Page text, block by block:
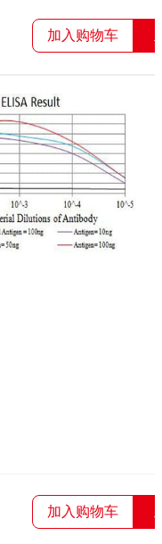
加入购物车
加入购物车